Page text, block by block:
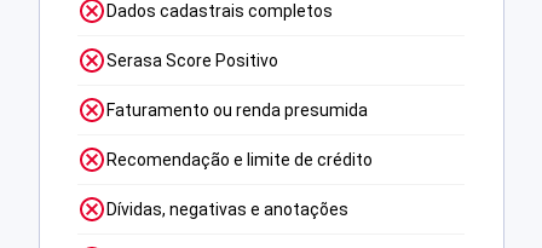
Dados cadastrais completos
Serasa Score Positivo
Faturamento ou renda presumida
Recomendação e limite de crédito
Dívidas, negativas e anotações